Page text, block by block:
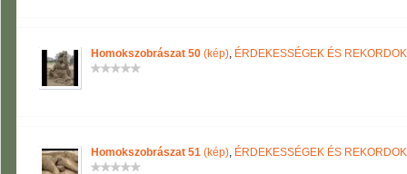
Homokszobrászat 50 (kép), ÉRDEKESSÉGEK ÉS REKORDOK
Homokszobrászat 51 (kép), ÉRDEKESSÉGEK ÉS REKORDOK